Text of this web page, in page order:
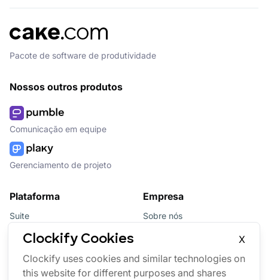
Pacote de software de produtividade
Nossos outros produtos
Comunicação em equipe
Gerenciamento de projeto
Plataforma
Suite
Pacote
Updates
Marketplace
Empresa
Sobre nós
Marca
Clockify Cookies
X
Clockify uses cookies and similar technologies on
this website for different purposes and shares